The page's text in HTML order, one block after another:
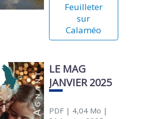
Feuilleter
sur
Calaméo
LE MAG
JANVIER 2025
PDF| 4,04 Mo |